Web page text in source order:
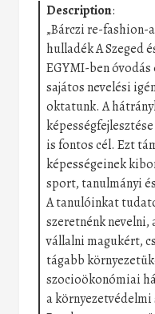
Description:
„Bárczi re-fashion-
hulladék A Szeged
EGYMI-ben
sajátos nevelési
oktatunk. A
is fontos cél. Ezt
képességeinek
sport, tanulmányi
A tanulóinkat
szeretnénk nevelni,
vállalni magukért,
tágabb
szocioökonómiai
a